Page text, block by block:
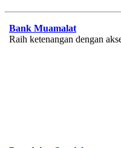
Bank Muamalat
Raih ketenangan dengan